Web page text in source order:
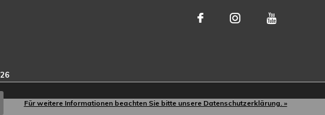
Für weitere Informationen beachten Sie bitte unsere Datenschutzerklärung. »